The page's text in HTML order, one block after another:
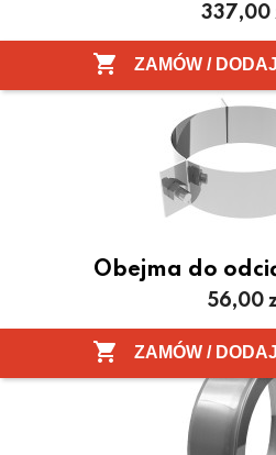
Cena
337,00
 ZAMÓW /
Obejma do
Cena
56,00
 ZAMÓW /